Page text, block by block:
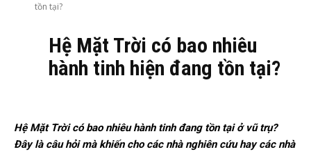
tồn tại?
Hệ Mặt Trời có bao nhiêu
hành tinh hiện đang tồn tại?
Hệ Mặt Trời có bao nhiêu hành tinh đang tồn tại ở vũ trụ?
Đây là câu hỏi mà khiến cho các nhà nghiên cứu hay các nhà